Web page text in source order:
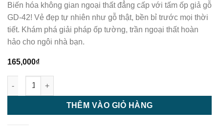
Biến hóa không gian ngoại thất đẳng cấp với tấm ốp giả gỗ
GD-42! Vẻ đẹp tự nhiên như gỗ thật, bền bỉ trước mọi thời
tiết. Khám phá giải pháp ốp tường, trần ngoại thất hoàn
hảo cho ngôi nhà bạn.
165,000₫
Tấm ốp giả gỗ ngoài trời | Tấm ốp ngoài trời GD - 42 số lượng
THÊM VÀO GIỎ HÀNG